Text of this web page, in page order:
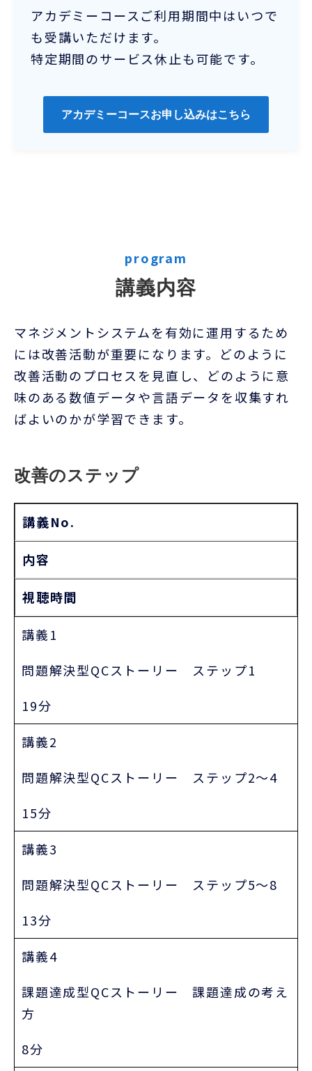
アカデミーコースご利用期間中はいつで
も受講いただけます。
特定期間のサービス休止も可能です。
アカデミーコースお申し込みはこちら
program
講義内容
マネジメントシステムを有効に運用するため
には改善活動が重要になります。どのように
改善活動のプロセスを見直し、どのように意
味のある数値データや言語データを収集すれ
ばよいのかが学習できます。
改善のステップ
講義No.
内容
視聴時間
講義1
問題解決型QCストーリー ステップ1
19分
講義2
問題解決型QCストーリー ステップ2～4
15分
講義3
問題解決型QCストーリー ステップ5～8
13分
講義4
課題達成型QCストーリー 課題達成の考え
方
8分